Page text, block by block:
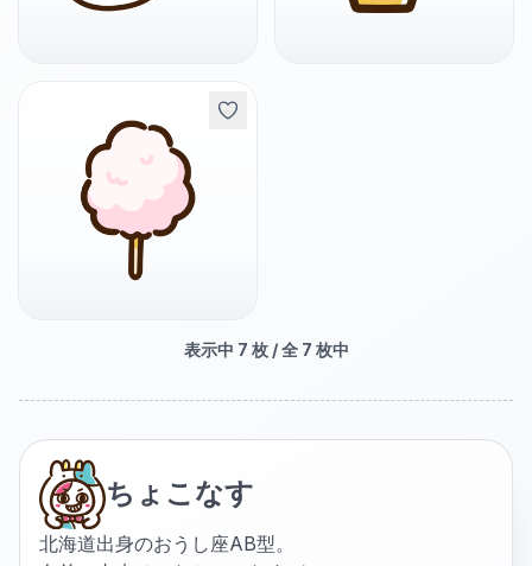
表示中 7 枚 / 全 7 枚中
ちょこなす
北海道出身のおうし座AB型。